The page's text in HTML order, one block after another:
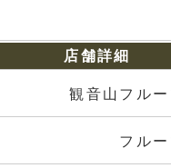
店舗詳細
観音山フル
フル